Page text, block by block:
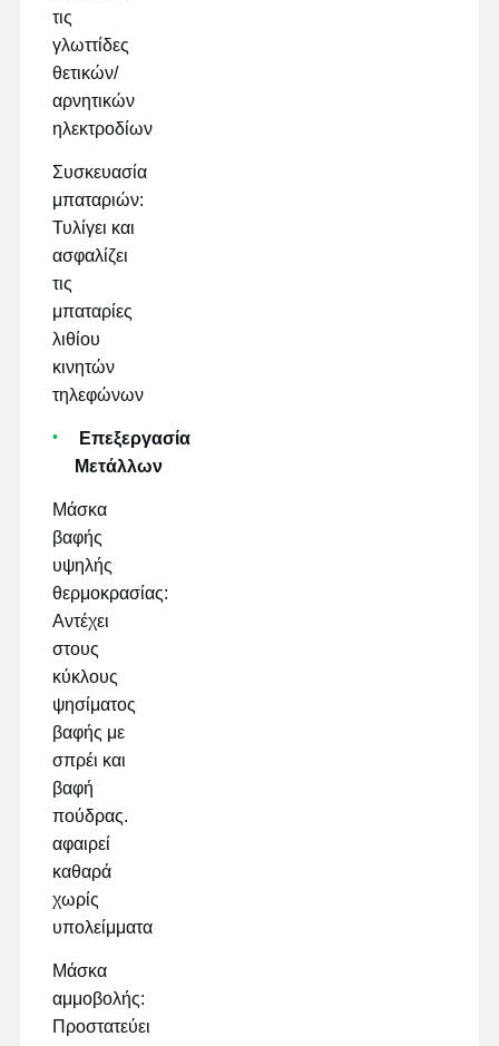
τις
γλωττίδες
θετικών/
αρνητικών
ηλεκτροδίων
Συσκευασία
μπαταριών:
Τυλίγει και
ασφαλίζει
τις
μπαταρίες
λιθίου
κινητών
τηλεφώνων
Επεξεργασία
Μετάλλων
Μάσκα
βαφής
υψηλής
θερμοκρασίας:
Αντέχει
στους
κύκλους
ψησίματος
βαφής με
σπρέι και
βαφή
πούδρας.
αφαιρεί
καθαρά
χωρίς
υπολείμματα
Μάσκα
αμμοβολής:
Προστατεύει